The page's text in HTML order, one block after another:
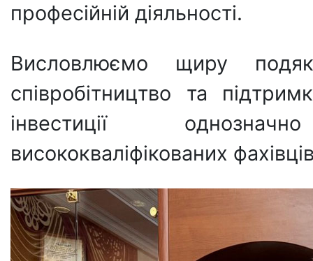
професійній діяльності.
Висловлюємо щиру
співробітництво та
інвестиції
висококваліфікованих